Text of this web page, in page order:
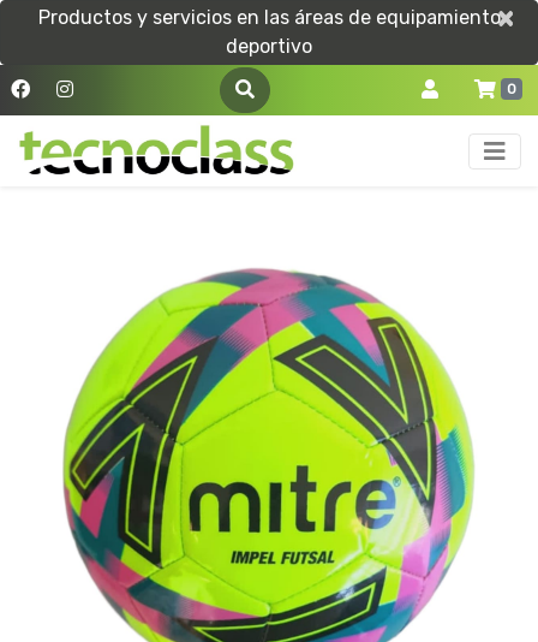
Productos y servicios en las áreas de equipamiento
deportivo
×
×
0